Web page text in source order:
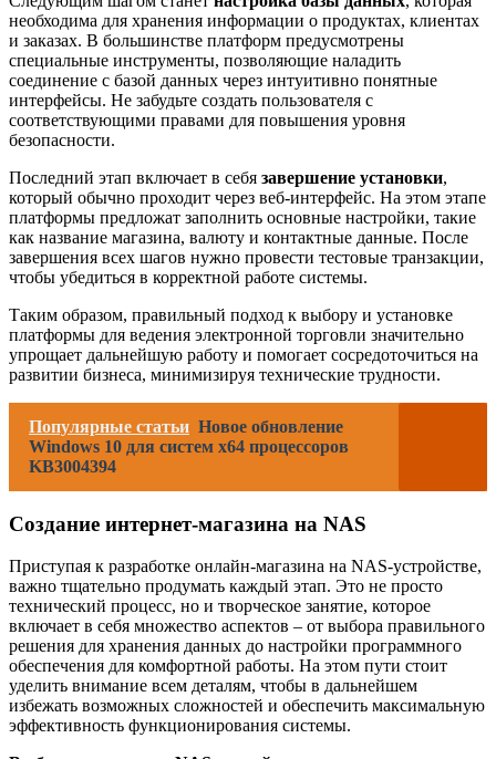
необходима для хранения информации о продуктах, клиентах
и заказах. В большинстве платформ предусмотрены
специальные инструменты, позволяющие наладить
соединение с базой данных через интуитивно понятные
интерфейсы. Не забудьте создать пользователя с
соответствующими правами для повышения уровня
безопасности.
Последний этап включает в себя завершение установки,
который обычно проходит через веб-интерфейс. На этом этапе
платформы предложат заполнить основные настройки, такие
как название магазина, валюту и контактные данные. После
завершения всех шагов нужно провести тестовые транзакции,
чтобы убедиться в корректной работе системы.
Таким образом, правильный подход к выбору и установке
платформы для ведения электронной торговли значительно
упрощает дальнейшую работу и помогает сосредоточиться на
развитии бизнеса, минимизируя технические трудности.
Популярные статьи Новое обновление
Windows 10 для систем x64 процессоров
KB3004394
Создание интернет-магазина на NAS
Приступая к разработке онлайн-магазина на NAS-устройстве,
важно тщательно продумать каждый этап. Это не просто
технический процесс, но и творческое занятие, которое
включает в себя множество аспектов – от выбора правильного
решения для хранения данных до настройки программного
обеспечения для комфортной работы. На этом пути стоит
уделить внимание всем деталям, чтобы в дальнейшем
избежать возможных сложностей и обеспечить максимальную
эффективность функционирования системы.